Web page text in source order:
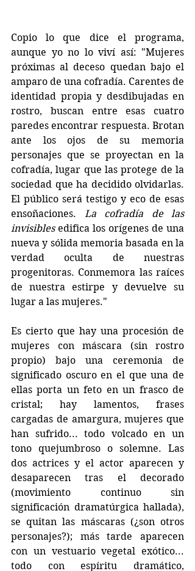
Copio lo que dice el programa,
aunque yo no lo viví así: "Mujeres
próximas al deceso quedan bajo el
amparo de una cofradía. Carentes de
identidad propia y desdibujadas en
rostro, buscan entre esas cuatro
paredes encontrar respuesta. Brotan
ante los ojos de su memoria
personajes que se proyectan en la
cofradía, lugar que las protege de la
sociedad que ha decidido olvidarlas.
El público será testigo y eco de esas
ensoñaciones. La cofradía de las
invisibles edifica los orígenes de una
nueva y sólida memoria basada en la
verdad oculta de nuestras
progenitoras. Conmemora las raíces
de nuestra estirpe y devuelve su
lugar a las mujeres."
Es cierto que hay una procesión de
mujeres con máscara (sin rostro
propio) bajo una ceremonia de
significado oscuro en el que una de
ellas porta un feto en un frasco de
cristal; hay lamentos, frases
cargadas de amargura, mujeres que
han sufrido... todo volcado en un
tono quejumbroso o solemne. Las
dos actrices y el actor aparecen y
desaparecen tras el decorado
(movimiento continuo sin
significación dramatúrgica hallada),
se quitan las máscaras (¿son otros
personajes?); más tarde aparecen
con un vestuario vegetal exótico...
todo con espíritu dramático,